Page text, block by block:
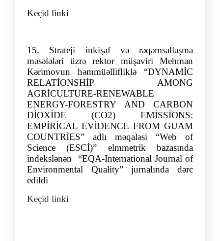
Keçid linki
15.
Strateji inkişaf və rəqəmsallaşma
məsələləri üzrə rektor müşaviri
Mehman
Kərimovun həmmüəllifliklə “DYNAMİC
RELATİONSHİP AMONG
AGRİCULTURE-RENEWABLE
ENERGY-FORESTRY AND CARBON
DİOXİDE (CO2) EMİSSİONS:
EMPİRİCAL EVİDENCE FROM GUAM
COUNTRİES” adlı məqaləsi
“Web of
Science(ESCİ)” elmmetrik bazasında
indekslənən “EQA-International Journal of
Environmental Quality”
jurnalında dərc
edildi
Keçid linki